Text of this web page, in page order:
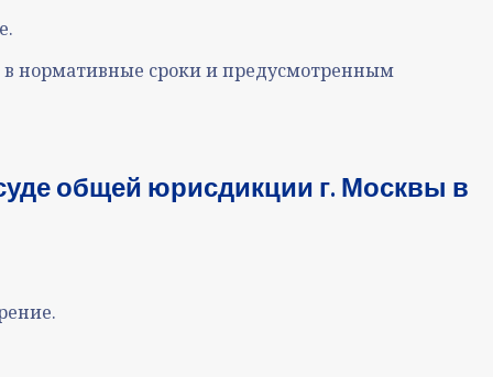
в нормативные сроки и предусмотренным
общей юрисдикции г. Москвы в
.